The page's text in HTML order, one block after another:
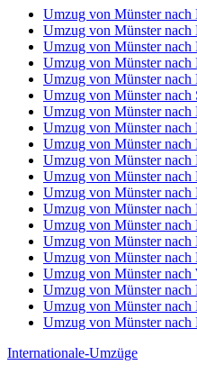
Umzug von Münster nach
Umzug von Münster nach
Umzug von Münster nach
Umzug von Münster nach
Umzug von Münster nach
Umzug von Münster nach
Umzug von Münster nach
Umzug von Münster nach
Umzug von Münster nach
Umzug von Münster nach
Umzug von Münster nach
Umzug von Münster nach
Umzug von Münster nach
Umzug von Münster nach
Umzug von Münster nach
Umzug von Münster nach
Umzug von Münster nach
Umzug von Münster nach
Umzug von Münster nach
Umzug von Münster nach
Internationale-Umzüge